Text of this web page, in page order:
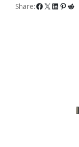
Share:Facebook X LinkedIn Pinterest Reddit